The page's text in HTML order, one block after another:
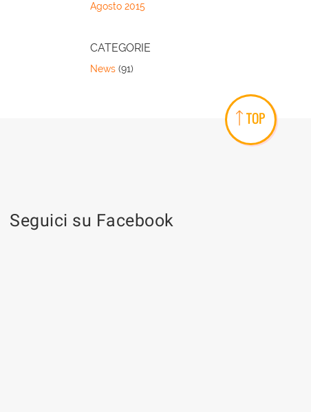
Agosto 2015
CATEGORIE
News (91)
TOP
Seguici su Facebook